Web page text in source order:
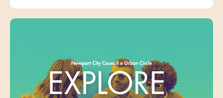
dibynadwy’r ddinas i bobl ifanc. I nodi’r garreg
filltir hon, rydym yn falch o lansio UC’is20, ein